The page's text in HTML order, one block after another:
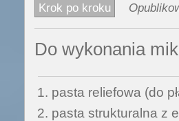
Krok po kroku
Do wykonania
pasta reliefowa (do
pasta strukturalna z